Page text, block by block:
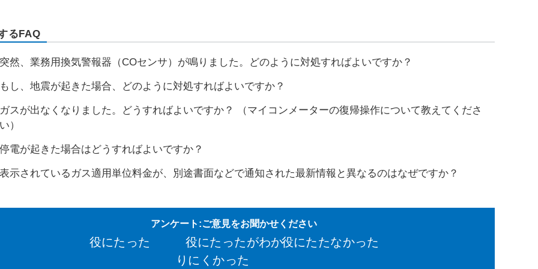
るFAQ
突然、業務用換気警報器（COセンサ）が鳴りました。どのように対処すればよいですか？
もし、地震が起きた場合、どのように対処すればよいですか？
ガスが出なくなりました。どうすればよいですか？ （マイコンメーターの復帰操作について教えてくださ
い）
停電が起きた場合はどうすればよいですか？
表示されているガス適用単位料金が、別途書面などで通知された最新情報と異なるのはなぜですか？
アンケート:ご意見をお聞かせください
役にたった
役にたったがわか
りにくかった
役にたたなかった